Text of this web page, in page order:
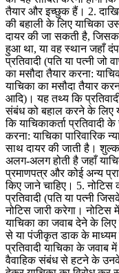
तैयार और इच्छुक हैं। 2.
की बहाली के लिए याचिका
दायर की जा सकती है,
हुआ था, या वह स्थान जहाँ
प्रतिवादी (पति या पत्नी
का मसौदा तैयार करना:
याचिका का मसौदा तैयार
आदि)। यह तथ्य कि
संबंध को बहाल करने के लिए
कि याचिकाकर्ता प्रतिवादी
करना: याचिका पारिवारिक
साथ दायर की जाती है।
अलग-अलग होती है जहाँ
प्रमाणपत्र और कोई अन्य
किए जाने चाहिए। 5. नोटिस
प्रतिवादी (पति या पत्नी
नोटिस जारी करेगा। नोटिस
याचिका का जवाब देने के
से या पंजीकृत डाक के माध्यम से
प्रतिवादी याचिका के
वैवाहिक संबंध से हटने के